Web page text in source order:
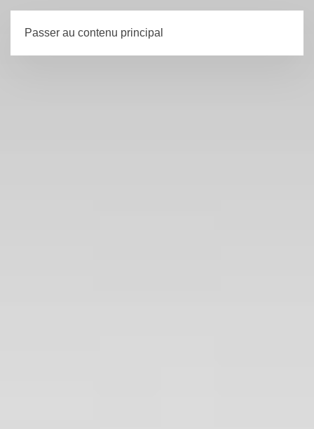
Passer au contenu principal